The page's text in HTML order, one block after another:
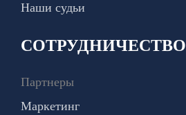
Наши судьи
СОТРУДНИЧЕСТВО
Партнеры
Маркетинг